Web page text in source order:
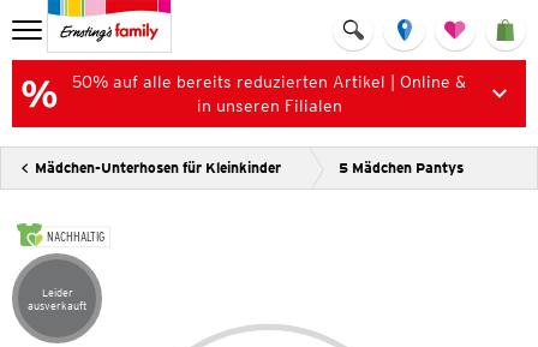
50% auf alle bereits reduzierten Artikel | Online &
in unseren Filialen
Mädchen-Unterhosen für Kleinkinder 5 Mädchen Pantys
NACHHALTIG
Artikel leider ausverkauft
Leider
ausverkauft